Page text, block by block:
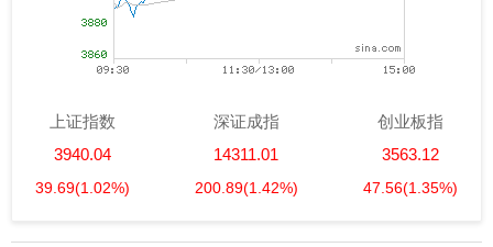
上证指数
3940.04
39.69(1.02%)
深证成指
14311.01
200.89(1.42%)
创业板指
3563.12
47.56(1.35%)